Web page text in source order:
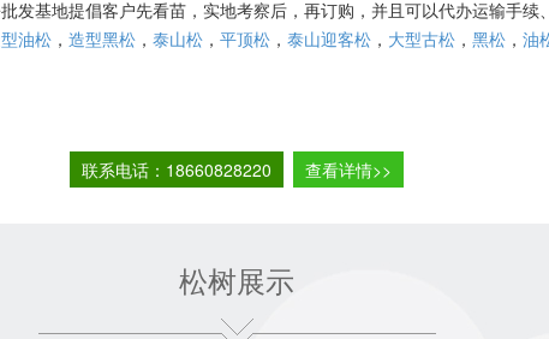
发基地提倡客户先看苗，实地考察后，再订购，并且可以代办运输手续
油松 ， 造型黑松 ， 泰山松 ， 平顶松 ， 泰山迎客松 ， 大型古松 ， 黑松 ， 油
市场为导向，树立了“求真务实、 互惠共赢、共谋发展”的经营方针。为
它可以孤植，对植，也可丛植成林或作行道树，均能获得良好效果。造
，寿命长，树形优美，观赏性强，是新兴的行道树，沿海防护林、园林
庭院中堂前，亭侧栽植，使苍松奇峰相映成趣，颇为壮观。绿化用四季
联系电话：18660828220 查看详情>>
松树展示